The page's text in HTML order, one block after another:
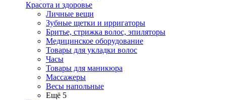
Красота и здоровье
Личные вещи
Зубные щетки и ирригаторы
Бритье, стрижка волос, эпиляторы
Медицинское оборудование
Товары для укладки волос
Часы
Товары для маникюра
Массажеры
Весы напольные
Ещё 5